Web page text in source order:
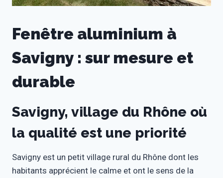
Fenêtre aluminium à
Savigny : sur mesure et
durable
Savigny, village du Rhône où
la qualité est une priorité
Savigny est un petit village rural du Rhône dont les
habitants apprécient le calme et ont le sens de la